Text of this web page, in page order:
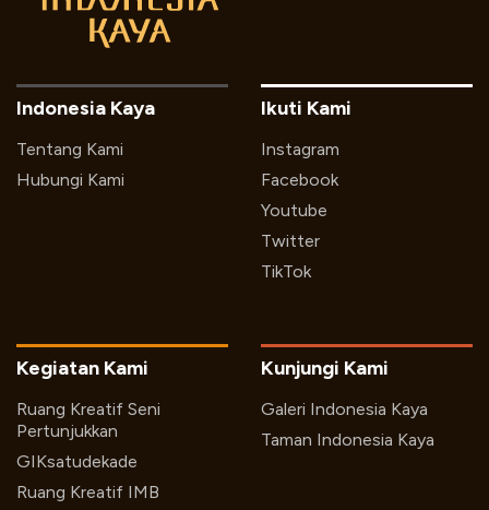
Indonesia Kaya
Tentang Kami
Hubungi Kami
Ikuti Kami
Instagram
Facebook
Youtube
Twitter
TikTok
Kegiatan Kami
Ruang Kreatif Seni
Pertunjukkan
GIKsatudekade
Ruang Kreatif IMB
Kunjungi Kami
Galeri Indonesia Kaya
Taman Indonesia Kaya